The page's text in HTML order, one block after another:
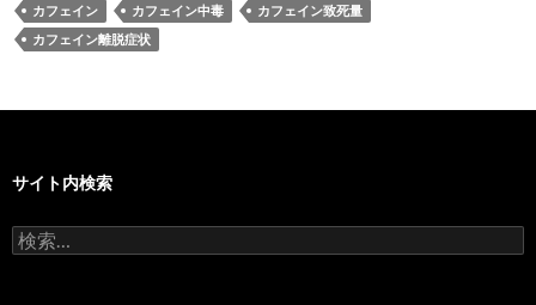
カフェイン カフェイン中毒
カフェイン致死量
カフェイン離脱症状
サイト内検索
検
索: